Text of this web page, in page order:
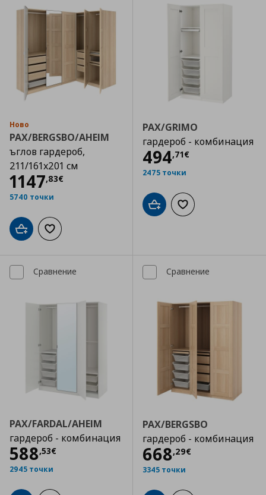
Ново
PAX/BERGSBO/AHEIM
ъглов гардероб,
211/161x201 см
1147,83€
Цена1147,83 €
5740 точки
Добави в кошницата
Добави към списъка с любими
PAX/GRIMO
гардероб - комбинация
494,71€
Цена
2475 точки
Добави в кошницата
Добави към
Сравнение
PAX/FARDAL/AHEIM
гардероб - комбинация
588,53€
Цена
2945 точки
Сравнение
PAX/BERGSBO
гардероб - комбинация
668,29€
Цена668,29 €
3345 точки